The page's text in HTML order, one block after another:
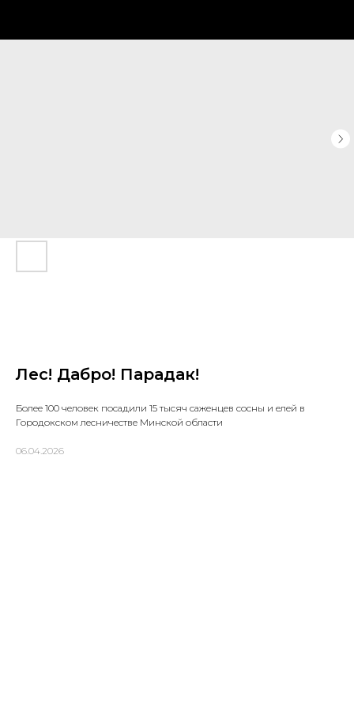
Лес! Дабро! Парадак!
Более 100 человек посадили 15 тысяч саженцев сосны и елей в
Городокском лесничестве Минской области
06.04.2026